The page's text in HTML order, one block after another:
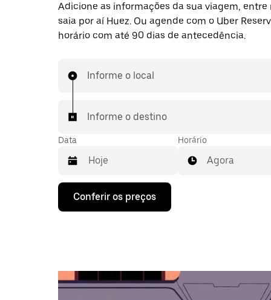
Adicione as informações da sua viagem, entre
saia por aí Huez. Ou agende com o Uber
horário com até 90 dias de antecedência.
Informe o local
Informe o destino
Data
Pressione
seta
o
calendário
Horário
Agora
Conferir os preços